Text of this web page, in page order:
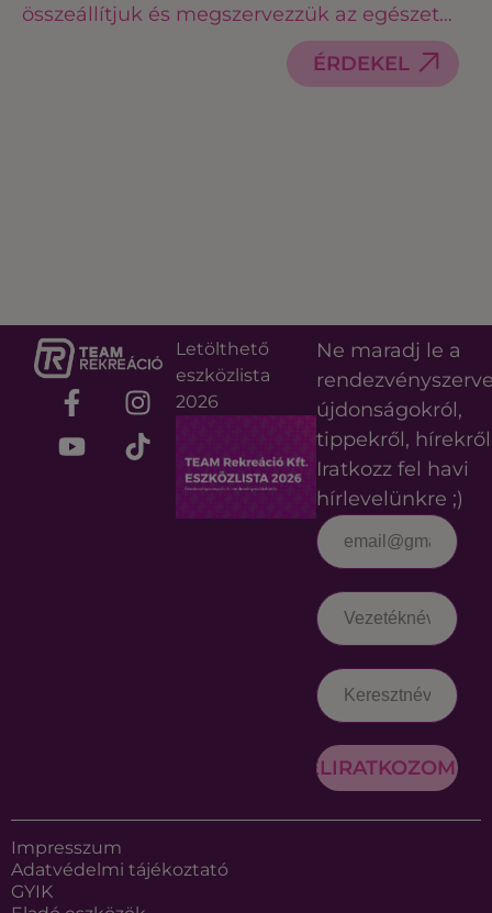
összeállítjuk és megszervezzük az egészet…
ÉRDEKEL
Letölthető
eszközlista
2026
Ne maradj le a
újdonságokról,
tippekről,
Iratkozz fel havi
hírlevelünkre ;)
FELIRATKOZOM
Impresszum
Adatvédelmi tájékoztató
GYIK